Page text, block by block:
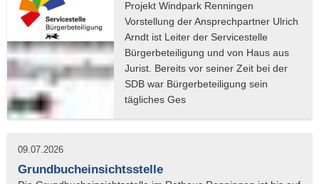
09.07.2026
Grundbucheinsichtsstelle